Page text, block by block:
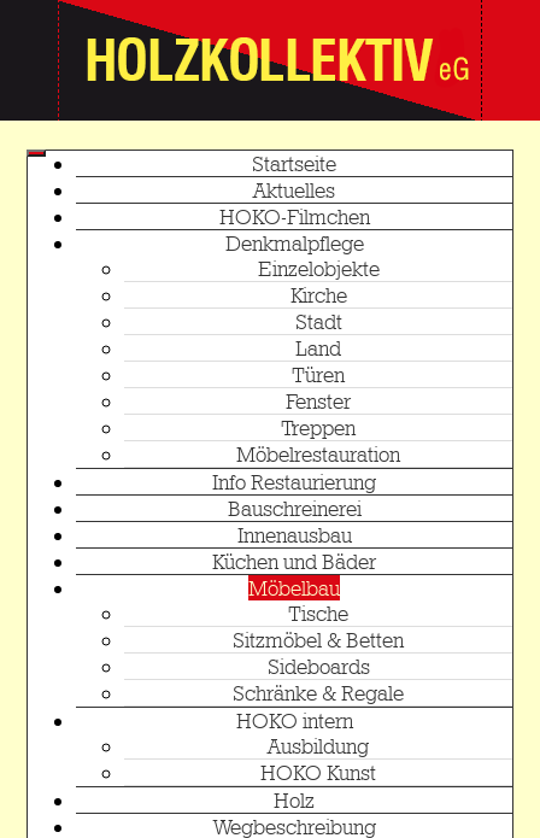
Startseite
Aktuelles
HOKO-Filmchen
Denkmalpflege
Einzelobjekte
Kirche
Stadt
Land
Türen
Fenster
Treppen
Möbelrestauration
Info Restaurierung
Bauschreinerei
Innenausbau
Küchen und Bäder
Möbelbau
Tische
Sitzmöbel & Betten
Sideboards
Schränke & Regale
HOKO intern
Ausbildung
HOKO Kunst
Holz
Wegbeschreibung